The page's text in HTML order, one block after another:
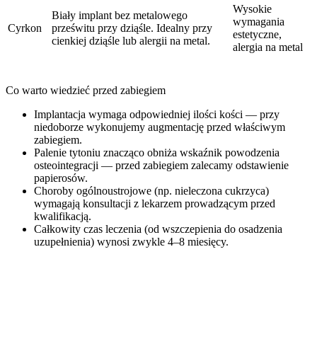
Cyrkon
Biały implant bez metalowego
prześwitu przy dziąśle. Idealny przy
cienkiej dziąśle lub alergii na metal.
Wysokie
wymagania
estetyczne,
alergia na metal
Co warto wiedzieć przed zabiegiem
Implantacja wymaga odpowiedniej ilości kości — przy
niedoborze wykonujemy augmentację przed właściwym
zabiegiem.
Palenie tytoniu znacząco obniża wskaźnik powodzenia
osteointegracji — przed zabiegiem zalecamy odstawienie
papierosów.
Choroby ogólnoustrojowe (np. nieleczona cukrzyca)
wymagają konsultacji z lekarzem prowadzącym przed
kwalifikacją.
Całkowity czas leczenia (od wszczepienia do osadzenia
uzupełnienia) wynosi zwykle 4–8 miesięcy.